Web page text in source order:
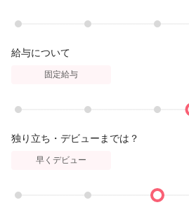
給与について
固定給与
独り立ち・デビューまでは？
早くデビュー